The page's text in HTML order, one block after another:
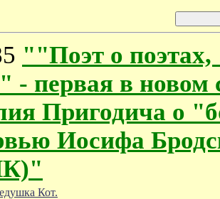
""Поэт о
- первая в новом
Пригодича о
Иосифа
Кот.